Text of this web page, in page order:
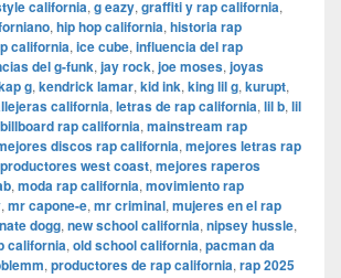
california, g eazy, graffiti y rap california,
, hip hop california, historia rap
california, ice cube, influencia del rap
del g-funk, jay rock, joe moses, joyas
g, kendrick lamar, kid ink, king lil g, kurupt,
california, letras de rap california, lil b, lil
rap california, mainstream rap
discos rap california, mejores letras rap
west coast, mejores raperos
, moda rap california, movimiento rap
, mr capone-e, mr criminal, mujeres en el rap
nate dogg, new school california, nipsey hussle,
california, old school california, pacman da
, productores de rap california, rap 2025